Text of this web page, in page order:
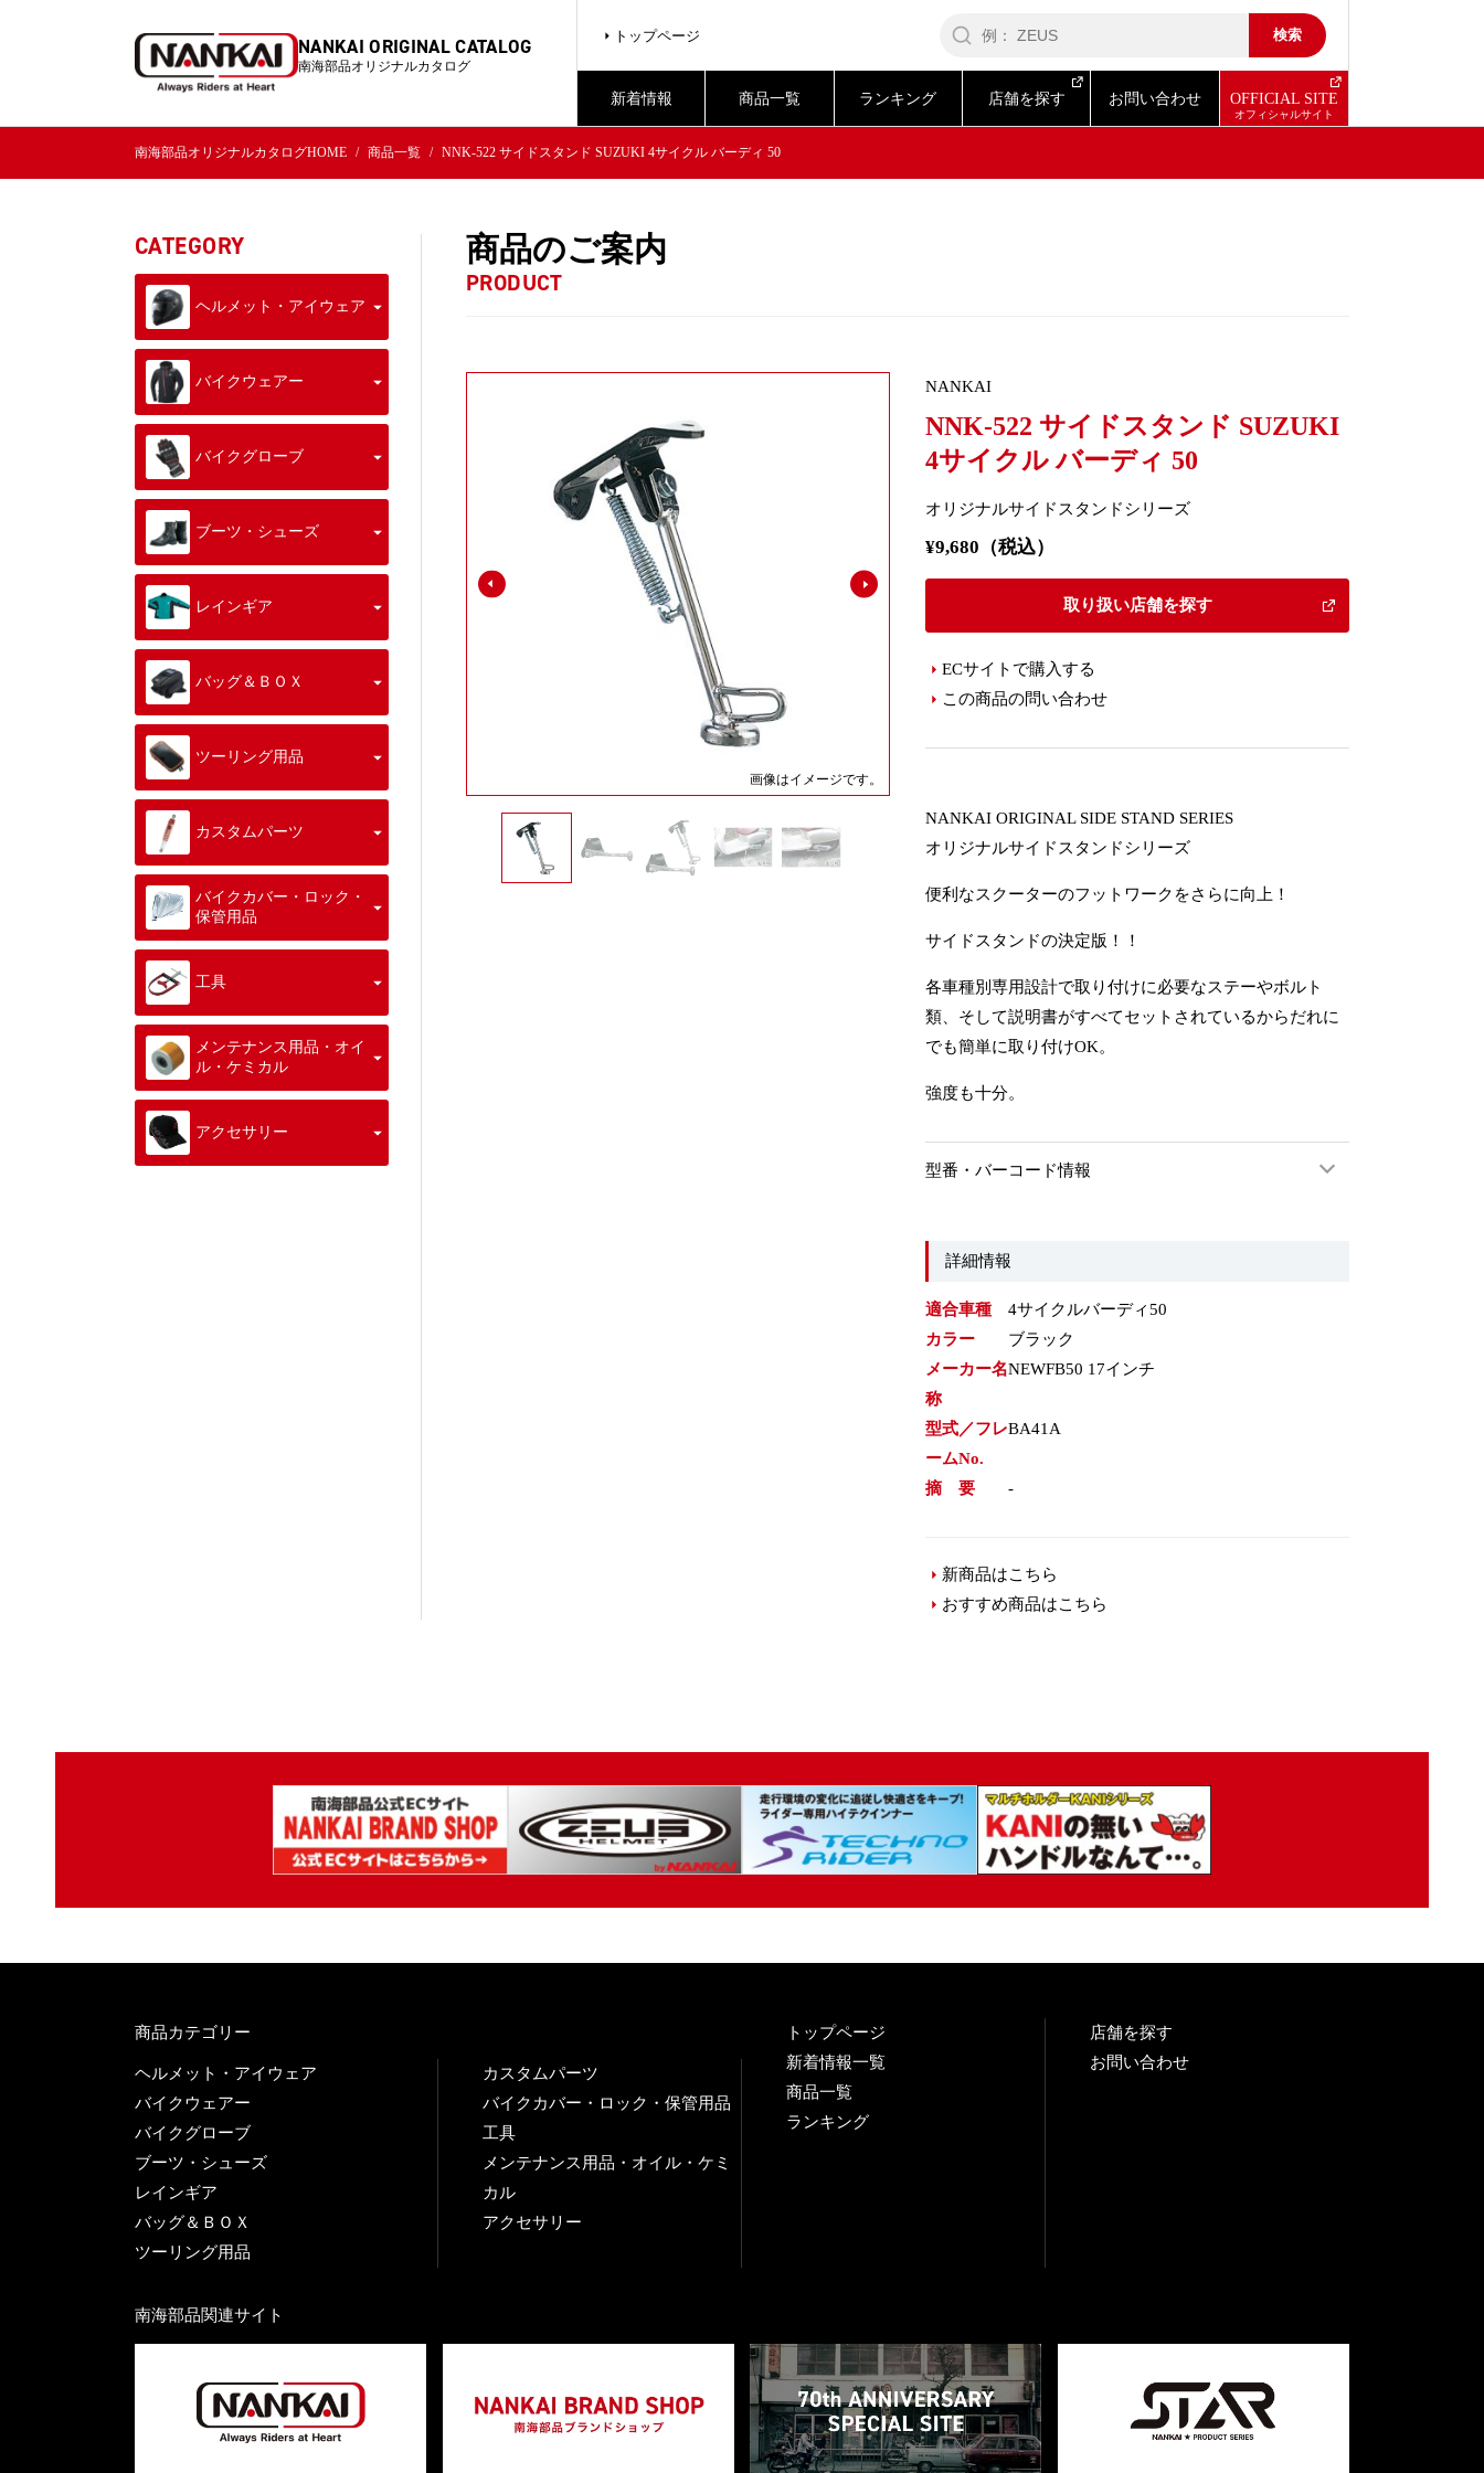
NANKAI ORIGINAL CATALOG
南海部品オリジナルカタログ
トップページ
新着情報 商品一覧 ランキング 店舗を探す お問い合わせ OFFICIAL SITE
南海部品オリジナルカタログHOME 商品一覧 NNK-522 サイドスタンド SUZUKI 4サイクル バーディ 50
商品のご案内
PRODUCT
画像はイメージです。
NANKAI
NNK-522 サイドスタンド SUZUKI
4サイクル バーディ 50
オリジナルサイドスタンドシリーズ
¥9,680（税込）
取り扱い店舗を探す
ECサイトで購入する
この商品の問い合わせ
NANKAI ORIGINAL SIDE STAND SERIES
オリジナルサイドスタンドシリーズ
便利なスクーターのフットワークをさらに向上！
サイドスタンドの決定版！！
各車種別専用設計で取り付けに必要なステーやボルト
類、そして説明書がすべてセットされているからだれに
でも簡単に取り付けOK。
強度も十分。
型番・バーコード情報
詳細情報
適合車種
4サイクルバーディ50
カラー
ブラック
メーカー名
称
NEWFB50 17インチ
型式／フレ
ームNo.
BA41A
摘 要 -
新商品はこちら
おすすめ商品はこちら
CATEGORY
ヘルメット・アイウェア
バイクウェアー
バイクグローブ
ブーツ・シューズ
レインギア
バッグ＆ＢＯＸ
ツーリング用品
カスタムパーツ
バイクカバー・ロック・
保管用品
工具
メンテナンス用品・オイ
ル・ケミカル
アクセサリー
商品カテゴリー
ヘルメット・アイウェア
バイクウェアー
バイクグローブ
ブーツ・シューズ
レインギア
バッグ＆ＢＯＸ
ツーリング用品
カスタムパーツ
バイクカバー・ロック・保管用品
工具
メンテナンス用品・オイル・ケミ
カル
アクセサリー
トップページ
新着情報一覧
商品一覧
ランキング
店舗を探す
お問い合わせ
南海部品関連サイト